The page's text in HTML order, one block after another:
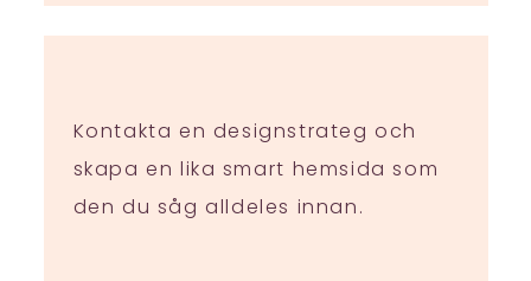
Kontakta en designstrateg och
skapa en lika smart hemsida som
den du såg alldeles innan.